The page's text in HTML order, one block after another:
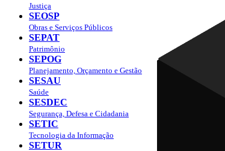
Justiça
SEOSP
Obras e Serviços Públicos
SEPAT
Patrimônio
SEPOG
Planejamento, Orçamento e Gestão
SESAU
Saúde
SESDEC
Segurança, Defesa e Cidadania
SETIC
Tecnologia da Informação
SETUR